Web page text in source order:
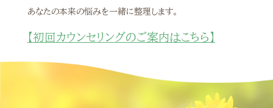
あなたの本来の悩みを一緒に整理します。
【初回カウンセリングのご案内はこちら】